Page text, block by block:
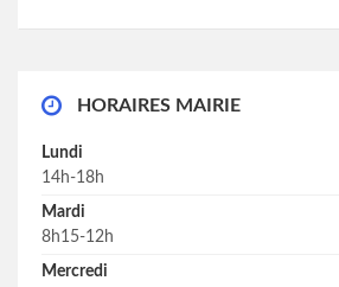
HORAIRES MAIRIE
Lundi
14h-18h
Mardi
8h15-12h
Mercredi